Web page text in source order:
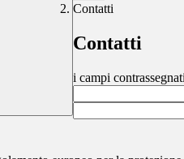
Contatti
Contatti
i campi